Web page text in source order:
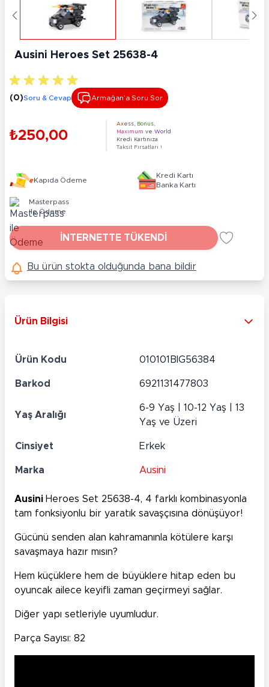
Ausini Heroes Set 25638-4
(0)Soru & Cevap Armağan’a Soru Sor
₺250,00
Axess Bonus
Maximum ve World
Kredi Kartınıza
Taksit Fırsatları !
Kapıda Ödeme
Kredi Kartı
Banka Kartı
Masterpass
ile Ödeme
İNTERNETTE TÜKENDİ
Bu ürün stokta olduğunda bana bildir
Ürün Bilgisi
Ürün Kodu 010101BIG56384
Barkod 6921131477803
Yaş Aralığı
6-9 Yaş | 10-12 Yaş | 13
Yaş ve Üzeri
Cinsiyet Erkek
Marka Ausini
Ausini Heroes Set 25638-4, 4 farklı kombinasyonla
tam fonksiyonlu bir yaratık savaşçısına dönüşüyor!
Gücünü senden alan kahramanınla kötülere karşı
savaşmaya hazır mısın?
Hem küçüklere hem de büyüklere hitap eden bu
oyuncak ailece keyifli zaman geçirmeyi sağlar.
Diğer yapı setleriyle uyumludur.
Parça Sayısı: 82